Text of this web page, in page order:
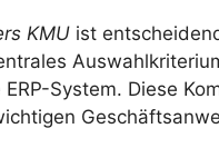
KMU ist
System. Diese